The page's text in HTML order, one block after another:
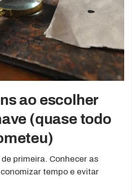
ao escolher
(quase todo
primeira. Conhecer as
tempo e evitar